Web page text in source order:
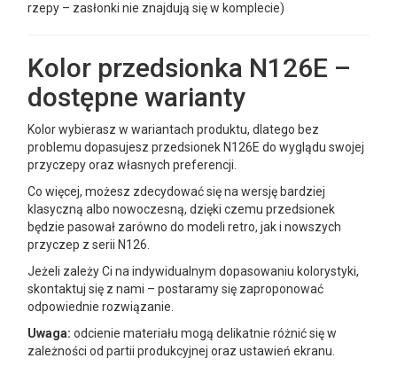
rzepy – zasłonki nie znajdują się w komplecie)
Kolor przedsionka N126E –
dostępne warianty
Kolor wybierasz w wariantach produktu, dlatego bez
problemu dopasujesz przedsionek N126E do wyglądu swojej
przyczepy oraz własnych preferencji.
Co więcej, możesz zdecydować się na wersję bardziej
klasyczną albo nowoczesną, dzięki czemu przedsionek
będzie pasował zarówno do modeli retro, jak i nowszych
przyczep z serii N126.
Jeżeli zależy Ci na indywidualnym dopasowaniu kolorystyki,
skontaktuj się z nami – postaramy się zaproponować
odpowiednie rozwiązanie.
Uwaga: odcienie materiału mogą delikatnie różnić się w
zależności od partii produkcyjnej oraz ustawień ekranu.